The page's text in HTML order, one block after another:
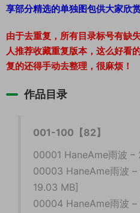
享部分精选的单独图包供大家欣赏
由于去重复，所有目录标号有缺
人推荐收藏重复版本，这么好看
复的还得手动去整理，很麻烦！
作品目录
001-100【82】
00001 HaneAme雨波 –
00003 HaneAme雨波
19.03 MB]
00004 HaneAme雨波